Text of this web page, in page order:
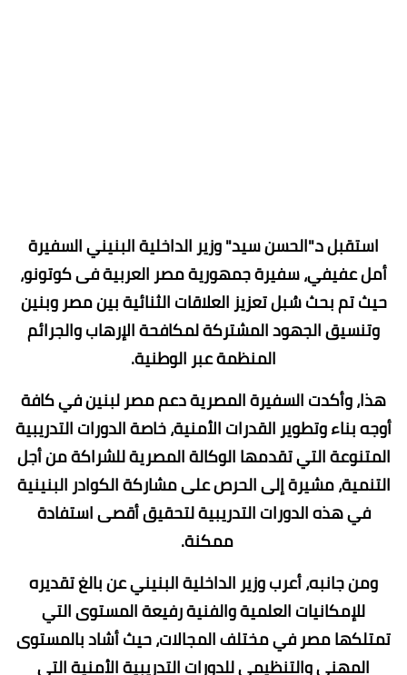
استقبل د."الحسن سيد" وزير الداخلية البنيني السفيرة
أمل عفيفي، سفيرة جمهورية مصر العربية فى كوتونو،
حيث تم بحث سُبل تعزيز العلاقات الثنائية بين مصر وبنين
وتنسيق الجهود المشتركة لمكافحة الإرهاب والجرائم
المنظمة عبر الوطنية.
هذا، وأكدت السفيرة المصرية دعم مصر لبنين في كافة
أوجه بناء وتطوير القدرات الأمنية، خاصة الدورات التدريبية
المتنوعة التي تقدمها الوكالة المصرية للشراكة من أجل
التنمية، مشيرة إلى الحرص على مشاركة الكوادر البنينية
في هذه الدورات التدريبية لتحقيق أقصى استفادة
ممكنة.
ومن جانبه، أعرب وزير الداخلية البنيني عن بالغ تقديره
للإمكانيات العلمية والفنية رفيعة المستوى التي
تمتلكها مصر في مختلف المجالات، حيث أشاد بالمستوى
المهني والتنظيمي للدورات التدريبية الأمنية التي